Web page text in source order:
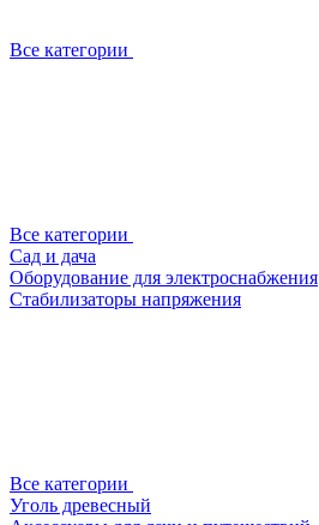
Все категории
Все категории
Сад и дача
Оборудование для электроснабжения
Стабилизаторы напряжения
Все категории
Уголь древесный